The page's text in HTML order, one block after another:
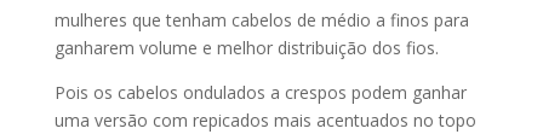
mulheres que tenham cabelos de médio a finos para
ganharem volume e melhor distribuição dos fios.
Pois os cabelos ondulados a crespos podem ganhar
uma versão com repicados mais acentuados no topo